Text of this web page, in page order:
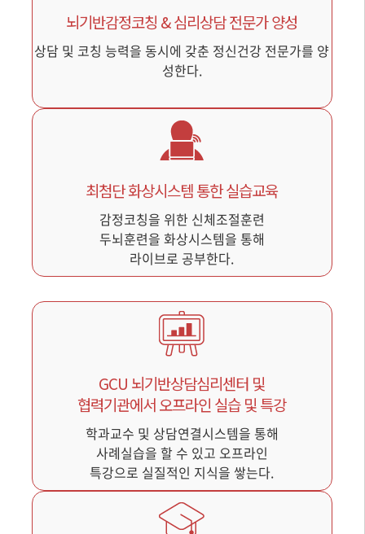
뇌기반감정코칭 & 심리상담 전문가 양성
상담 및 코칭 능력을 동시에 갖춘 정신건강 전문가를 양
성한다.
최첨단 화상시스템 통한 실습교육
감정코칭을 위한 신체조절훈련
두뇌훈련을 화상시스템을 통해
라이브로 공부한다.
GCU 뇌기반상담심리센터 및
협력기관에서 오프라인 실습 및 특강
학과교수 및 상담연결시스템을 통해
사례실습을 할 수 있고 오프라인
특강으로 실질적인 지식을 쌓는다.